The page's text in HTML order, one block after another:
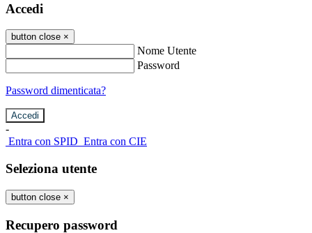
Accedi
button close ×
Nome Utente
Password
Password dimenticata?
-
Entra con SPID Entra con CIE
Seleziona utente
button close ×
Recupero password